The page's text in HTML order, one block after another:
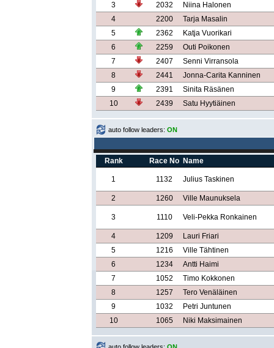
3
2032
Niina Halonen
4
2200
Tarja Masalin
5
2362
Katja Vuorikari
6
2259
Outi Poikonen
7
2407
Senni Virransola
8
2441
Jonna-Carita Kanninen
9
2391
Sinita Räsänen
10
2439 Satu Hyytiäinen
auto follow leaders: ON
Rank Race No Name
1 1132 Julius Taskinen
2 1260 Ville Maunuksela
3 1110 Veli-Pekka Ronkainen
4 1209
Lauri Friari
5
1216
Ville Tähtinen
6
1234
Antti Haimi
7
1052
Timo Kokkonen
8
1257
Tero Venäläinen
9
1032
Petri Juntunen
10
1065 Niki Maksimainen